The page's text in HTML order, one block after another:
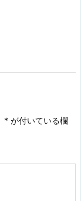
* が付いている欄